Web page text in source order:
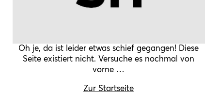
Oh je, da ist leider etwas schief gegangen! Diese
Seite existiert nicht. Versuche es nochmal von
vorne …
Zur Startseite